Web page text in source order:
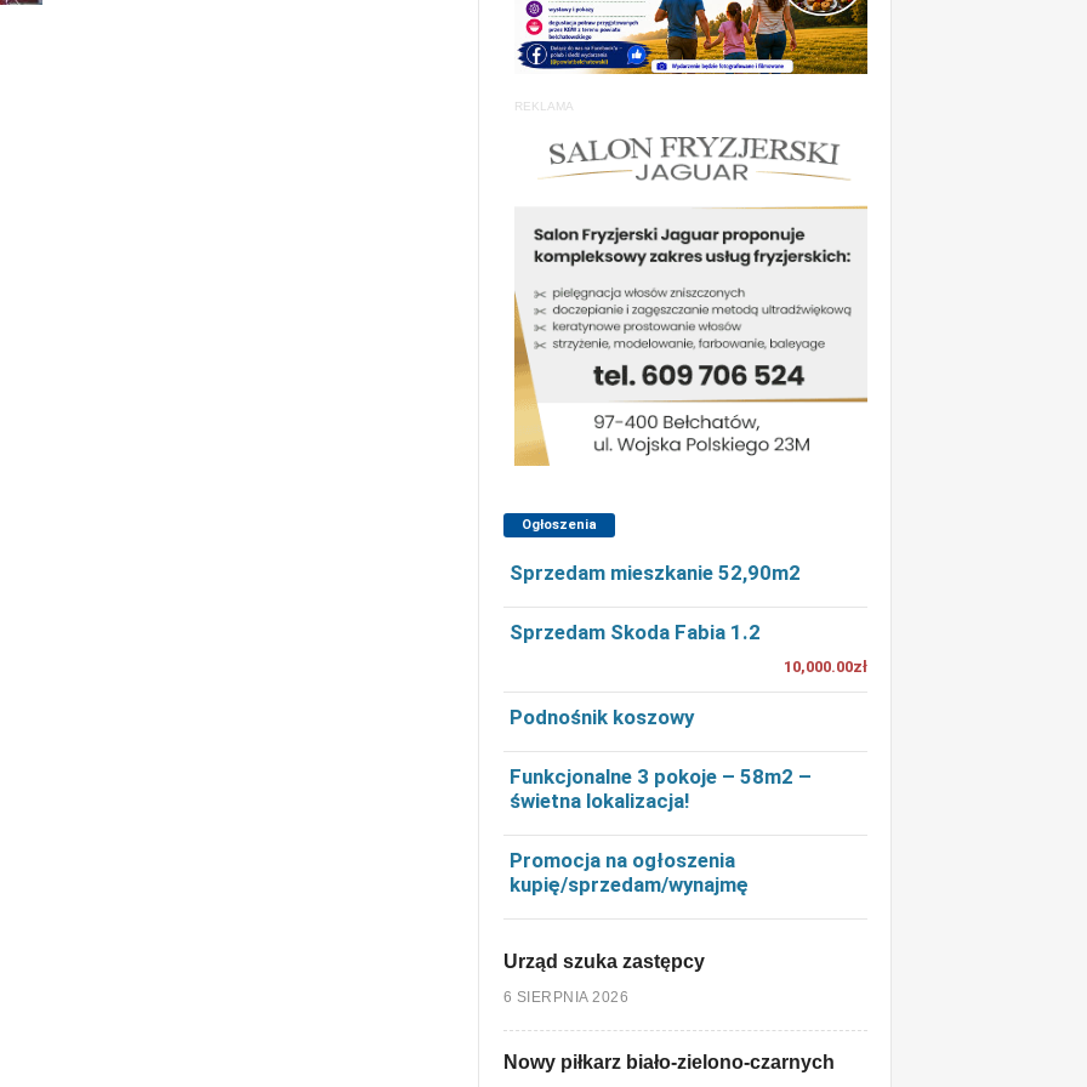
REKLAMA
Ogłoszenia
Sprzedam mieszkanie 52,90m2
Sprzedam Skoda Fabia 1.2
10,000.00zł
Podnośnik koszowy
Funkcjonalne 3 pokoje – 58m2 –
świetna lokalizacja!
Promocja na ogłoszenia
kupię/sprzedam/wynajmę
Urząd szuka zastępcy
6 SIERPNIA 2026
Nowy piłkarz biało-zielono-czarnych